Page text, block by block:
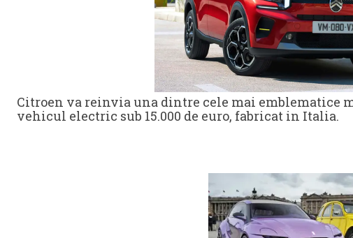
Citroen va reinvia una dintre cele mai emblematice
vehicul electric sub 15.000 de euro, fabricat in Italia.